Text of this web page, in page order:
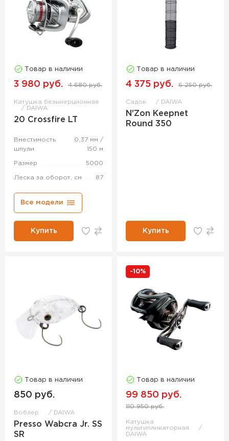
Товар в наличии
3 980 руб. 4 680 руб.
Катушка безынерционная
DAIWA
20 Crossfire LT
Вместимость
шпули
0,37 мм /
150 м
Размер 5000
Леска за оборот, см 87
Все модели
Купить
Товар в наличии
4 375 руб. 6 250 руб.
Садок DAIWA
N'Zon Keepnet
Round 350
Купить
Товар в наличии
850 руб.
Воблер DAIWA
Presso Wabcra Jr. SS
SR
-10%
Товар в наличии
99 850 руб.
110 950 руб.
Катушка
мультипликаторная
DAIWA